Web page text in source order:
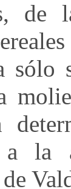
de
sólo
a la
de